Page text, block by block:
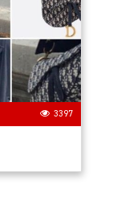
3397